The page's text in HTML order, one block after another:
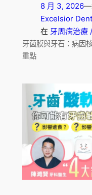
8 月 3, 2026—
Excelsior
在 牙周病治療
牙菌膜與牙石：病因
重點